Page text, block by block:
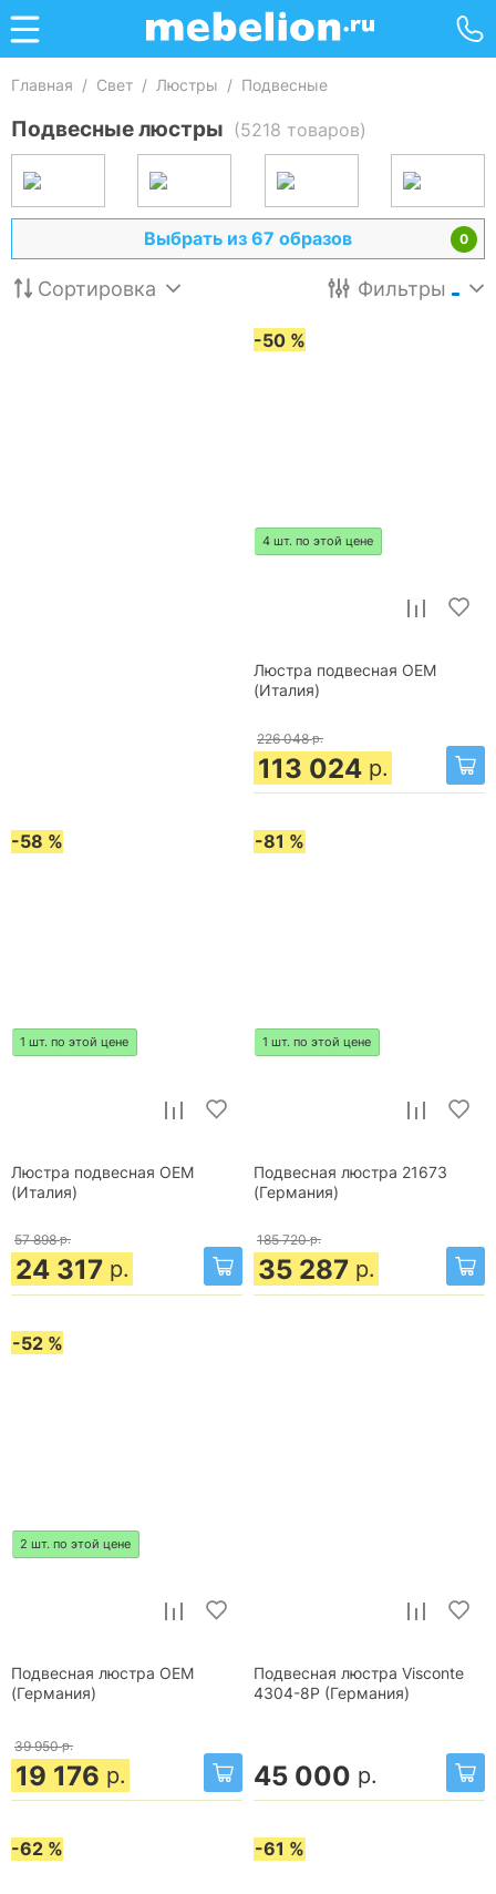
Главная / Свет / Люстры / Подвесные
Подвесные люстры (5218 товаров)
0
Выбрать из 67 образов
Сортировка Фильтры
-50 %
4 шт. по этой цене
Люстра подвесная OEM
(Италия)
226 048 р.
113 024 р.
-58 %
1 шт. по этой цене
Люстра подвесная OEM
(Италия)
57 898 р.
24 317 р.
-81 %
1 шт. по этой цене
Подвесная люстра 21673
(Германия)
185 720 р.
35 287 р.
-52 %
2 шт. по этой цене
Подвесная люстра OEM
(Германия)
39 950 р.
19 176 р.
Подвесная люстра Visconte
4304-8P (Германия)
45 000 р.
-62 % -61 %